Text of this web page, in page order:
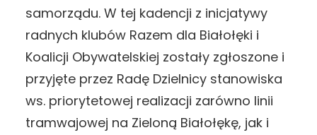
samorządu. W tej kadencji z inicjatywy
radnych klubów Razem dla Białołęki i
Koalicji Obywatelskiej zostały zgłoszone i
przyjęte przez Radę Dzielnicy stanowiska
ws. priorytetowej realizacji zarówno linii
tramwajowej na Zieloną Białołękę, jak i